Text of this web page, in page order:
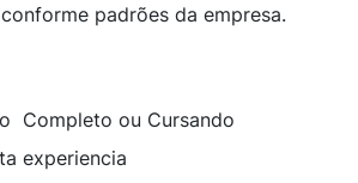
padrões da empresa.
Completo ou Cursando
experiencia